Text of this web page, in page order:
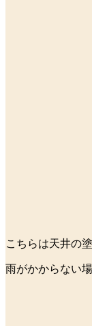
こちらは天井の
雨がかからない